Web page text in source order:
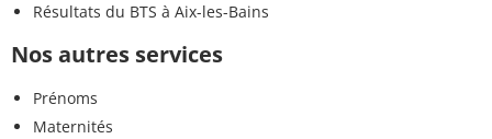
Résultats du BTS à Aix-les-Bains
Nos autres services
Prénoms
Maternités